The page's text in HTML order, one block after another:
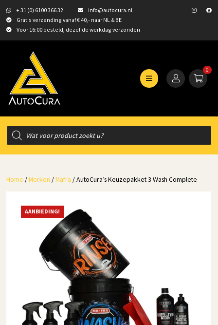
+ 31 (0) 6100 366 32
info@autocura.nl
Gratis verzending vanaf € 40,- naar NL & BE
Voor 16:00 besteld, dezelfde werkdag verzonden
0
Producten
zoeken
Home /Merken /Mafra / AutoCura’s Keuzepakket 3 Wash Complete
AANBIEDING!